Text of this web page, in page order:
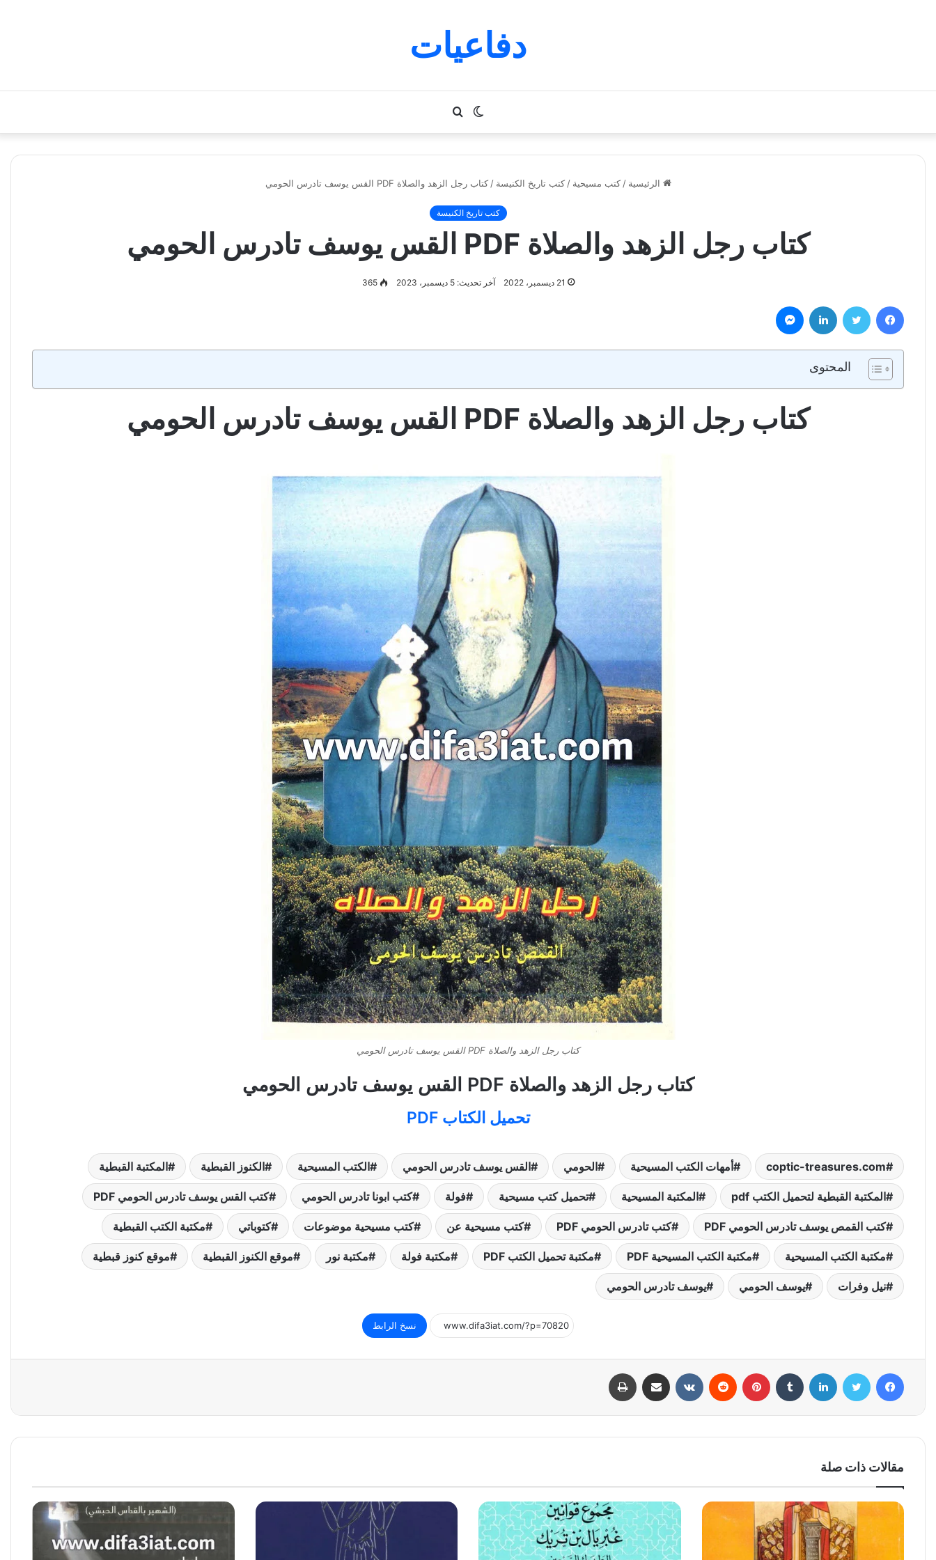
دفاعيات
بحث
عن
الوضع
المظلم
الرئيسية / كتب مسيحية / كتب تاريخ الكنيسة / كتاب رجل الزهد والصلاة PDF القس يوسف تادرس الحومي
كتب تاريخ الكنيسة
كتاب رجل الزهد والصلاة PDF القس يوسف تادرس الحومي
21 ديسمبر، 2022 آخر تحديث: 5 ديسمبر، 2023 365
فيسبوك تويتر لينكدإن
المحتوى
كتاب رجل الزهد والصلاة PDF القس يوسف تادرس الحومي
كتاب رجل الزهد والصلاة PDF القس يوسف تادرس الحومي
كتاب رجل الزهد والصلاة PDF القس يوسف تادرس الحومي
تحميل الكتاب PDF
coptic-treasures.com أمهات الكتب المسيحية الحومي القس يوسف تادرس الحومي الكتب المسيحية الكنوز القبطية المكتبة القبطية
المكتبة القبطية لتحميل الكتب pdf المكتبة المسيحية تحميل كتب مسيحية فولة كتب ابونا تادرس الحومي كتب القس يوسف تادرس الحومي PDF
كتب القمص يوسف تادرس الحومي PDF كتب تادرس الحومي PDF كتب مسيحية عن كتب مسيحية موضوعات كتوباتي مكتبة الكتب القبطية
مكتبة الكتب المسيحية مكتبة الكتب المسيحية PDF مكتبة تحميل الكتب PDF مكتبة فولة مكتبة نور موقع الكنوز القبطية موقع كنوز قبطية
نيل وفرات يوسف الحومي يوسف تادرس الحومي
نسخ الرابط
فيسبوك تويتر لينكدإن بينتيريست مشاركة عبر البريد
مقالات ذات صلة